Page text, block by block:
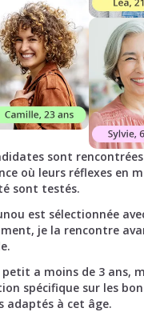
sont
où leurs réflexes en
sont testés.
est sélectionnée
je la rencontre
petit a moins de 3 ans,
spécifique sur les
adaptés à cet âge.